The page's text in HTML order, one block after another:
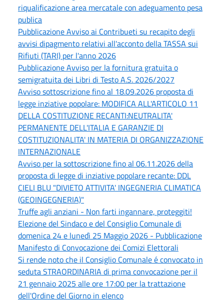
riqualificazione area mercatale con adeguamento pesa
publica
Pubblicazione Avviso ai Contribueti su recapito degli
avvisi dipagmento relativi all'acconto della TASSA sui
Rifiuti (TARI) per l'anno 2026
Pubblicazione Avviso per la fornitura gratuita o
semigratuita dei Libri di Testo A.S. 2026/2027
Avviso sottoscrizione fino al 18.09.2026 proposta di
legge inziative popolare: MODIFICA ALL'ARTICOLO 11
DELLA COSTITUZIONE RECANTI:NEUTRALITA'
PERMANENTE DELL'ITALIA E GARANZIE DI
COSTITUZIONALITA' IN MATERIA DI ORGANIZZAZIONE
INTERNAZIONALE
Avviso per la sottoscrizione fino al 06.11.2026 della
proposta di legge di inziative popolare recante: DDL
CIELI BLU "DIVIETO ATTIVITA' INGEGNERIA CLIMATICA
(GEOINGEGNERIA)"
Truffe agli anziani - Non farti ingannare, proteggiti!
Elezione del Sindaco e del Consiglio Comunale di
domenica 24 e lunedì 25 Maggio 2026 - Pubblicazione
Manifesto di Convocazione dei Comizi Elettorali
Si rende noto che il Consiglio Comunale é convocato in
seduta STRAORDINARIA di prima convocazione per il
21 gennaio 2025 alle ore 17:00 per la trattazione
dell'Ordine del Giorno in elenco